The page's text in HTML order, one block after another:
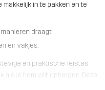
in te pakken en te
draagt
en vakjes.
en praktische reistas
als je hem wilt opbergen. Deze